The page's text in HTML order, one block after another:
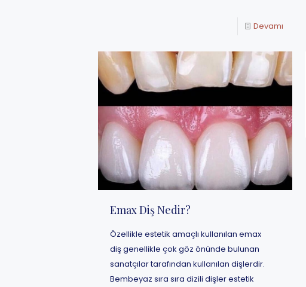
Devamı
Emax Diş Nedir?
Özellikle estetik amaçlı kullanılan emax
diş genellikle çok göz önünde bulunan
sanatçılar tarafından kullanılan dişlerdir.
Bembeyaz sıra sıra dizili dişler estetik